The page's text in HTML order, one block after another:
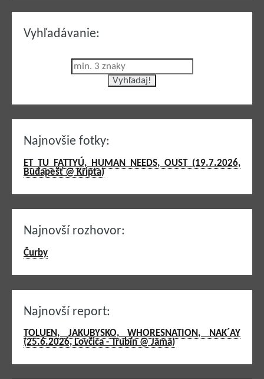
Vyhľadávanie:
Najnovšie fotky:
ET TU FATTYÚ, HUMAN NEEDS, OUST (19.7.2026,
Budapešť @ Kripta)
Najnovší rozhovor:
Čurby
Najnovší report:
TOLUEN, JAKUBYSKO, WHORESNATION, NAK´AY
(25.6.2026, Lovčica - Trubín @ Jama)